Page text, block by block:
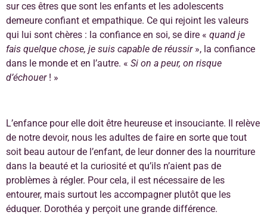
sur ces êtres que sont les enfants et les adolescents
demeure confiant et empathique. Ce qui rejoint les valeurs
qui lui sont chères : la confiance en soi, se dire « quand je
fais quelque chose, je suis capable de réussir», la confiance
dans le monde et en l’autre. « Si on a peur, on risque
d’échouer! »
L’enfance pour elle doit être heureuse et insouciante. Il relève
de notre devoir, nous les adultes de faire en sorte que tout
soit beau autour de l’enfant, de leur donner des la nourriture
dans la beauté et la curiosité et qu’ils n’aient pas de
problèmes à régler. Pour cela, il est nécessaire de les
entourer, mais surtout les accompagner plutôt que les
éduquer. Dorothéa y perçoit une grande différence.